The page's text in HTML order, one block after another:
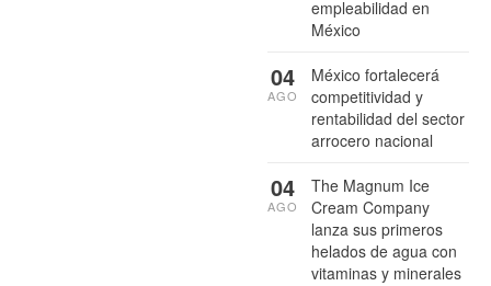
empleabilidad en
México
México fortalecerá
competitividad y
rentabilidad del sector
arrocero nacional
04
AGO
The Magnum Ice
Cream Company
lanza sus primeros
helados de agua con
vitaminas y minerales
04
AGO